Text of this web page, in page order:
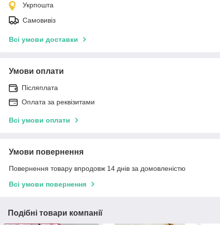
Укрпошта
Самовивіз
Всі умови доставки
Умови оплати
Післяплата
Оплата за реквізитами
Всі умови оплати
Умови повернення
Повернення товару впродовж 14 днів за домовленістю
Всі умови повернення
Подібні товари компанії